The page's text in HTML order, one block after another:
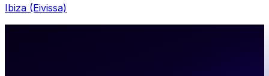
Ibiza (Eivissa)